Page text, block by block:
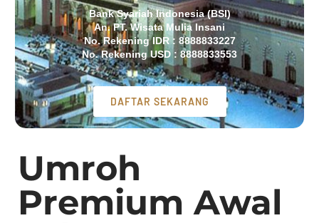
Bank Syariah Indonesia (BSI)
An. PT. Wisata Mulia Insani
No. Rekening IDR : 8888833227
No. Rekening USD : 8888833553
DAFTAR SEKARANG
Umroh
Premium Awal